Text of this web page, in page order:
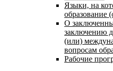
Языки, на
образование
О
заключению
(или)
вопросам
Рабочие